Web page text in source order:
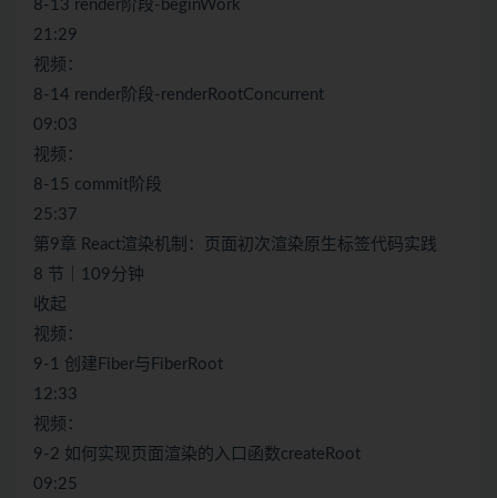
8-13 render阶段-beginWork
21:29
视频：
8-14 render阶段-renderRootConcurrent
09:03
视频：
8-15 commit阶段
25:37
第9章 React渲染机制：页面初次渲染原生标签代码实践
8 节｜109分钟
收起
视频：
9-1 创建Fiber与FiberRoot
12:33
视频：
9-2 如何实现页面渲染的入口函数createRoot
09:25